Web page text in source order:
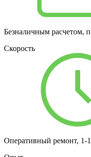
Безналичным расчетом,
Скорость
Оперативный ремонт, 1-